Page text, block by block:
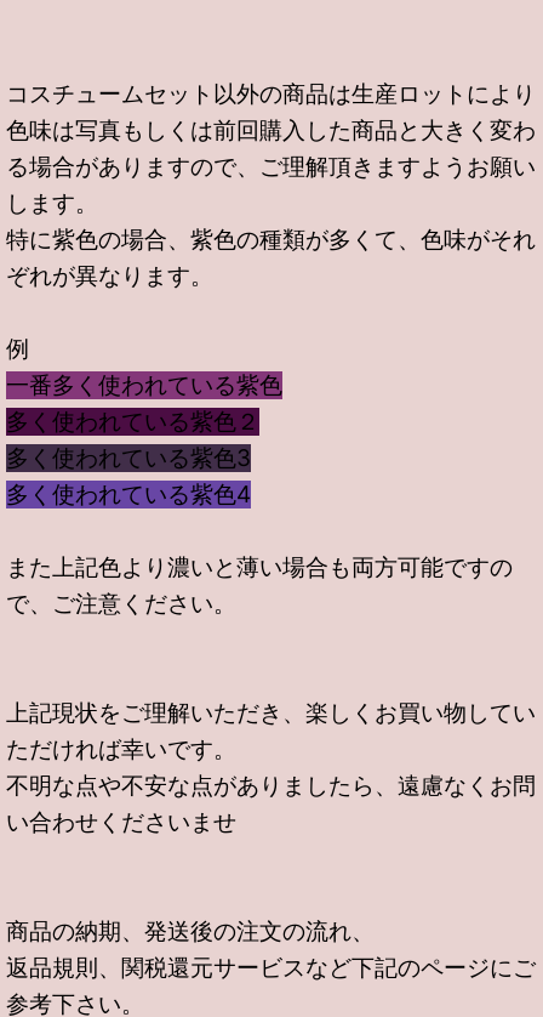
コスチュームセット以外の商品は生産ロットにより
色味は写真もしくは前回購入した商品と大きく変わ
る場合がありますので、ご理解頂きますようお願い
します。
特に紫色の場合、紫色の種類が多くて、色味がそれ
ぞれが異なります。
例
一番多く使われている紫色
多く使われている紫色２
多く使われている紫色3
多く使われている紫色4
また上記色より濃いと薄い場合も両方可能ですの
で、ご注意ください。
上記現状をご理解いただき、楽しくお買い物してい
ただければ幸いです。
不明な点や不安な点がありましたら、遠慮なくお問
い合わせくださいませ
商品の納期、発送後の注文の流れ、
返品規則、関税還元サービスなど下記のページにご
参考下さい。